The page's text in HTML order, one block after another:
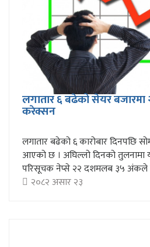
लगातार ६ बढेको सेयर
करेक्सन
लगातार बढेको ६ कारोबार दिनपछि
आएको छ । अघिल्लो दिनको तुलनामा
परिसूचक नेप्से २२ दशमलब ३५ अंकले
२०८२ असार २३